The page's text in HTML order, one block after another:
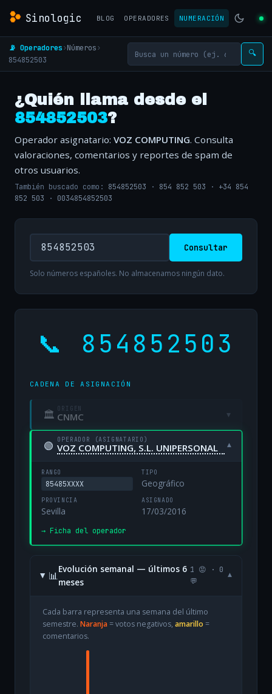
Sinologic BLOG OPERADORES NUMERACIÓN
📡 Operadores›Números›
854852503
🔍
¿Quién llama desde el
854852503?
Operador asignatario: VOZ COMPUTING. Consulta
valoraciones, comentarios y reportes de spam de
otros usuarios.
También buscado como: 854852503 · 854 852 503 · +34 854
852 503 · 0034854852503
Consultar
Solo números españoles. No almacenamos ningún dato.
📞 854852503
CADENA DE ASIGNACIÓN
🏛 ORIGEN
CNMC ▾
🟢 OPERADOR (ASIGNATARIO)
VOZ COMPUTING, S.L. UNIPERSONAL ▾
RANGO
85485XXXX
TIPO
Geográfico
PROVINCIA
Sevilla
ASIGNADO
17/03/2016
→ Ficha del operador
📊
Evolución semanal — últimos 6
meses
1 😡 · 0
💬
▾
Cada barra representa una semana del último
semestre. Naranja= votos negativos, amarillo =
comentarios.